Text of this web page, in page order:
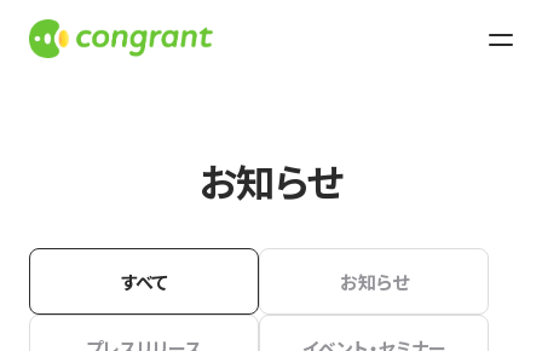
お知らせ
すべて お知らせ